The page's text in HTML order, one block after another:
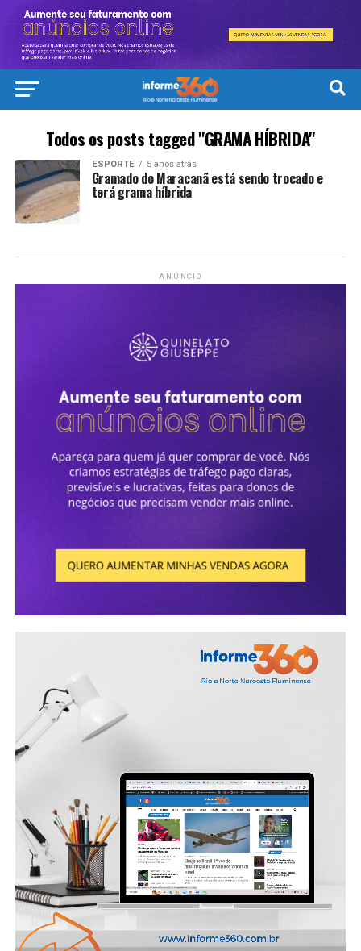
Todos os posts tagged "GRAMA HÍBRIDA"
ESPORTE 5 anos atrás
Gramado do Maracanã está sendo trocado e
terá grama híbrida
ANÚNCIO